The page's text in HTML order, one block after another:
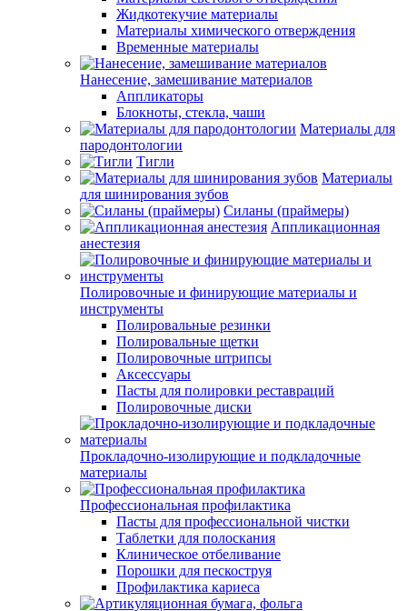
Жидкотекучие материалы
Материалы химического отверждения
Временные материалы
Нанесение, замешивание материалов
Аппликаторы
Блокноты, стекла, чаши
Материалы для
пародонтологии
Тигли
Материалы
для шинирования зубов
Силаны (праймеры)
Аппликационная
анестезия
Полировочные и финирующие материалы и
инструменты
Полировальные резинки
Полировальные щетки
Полировочные штрипсы
Аксессуары
Пасты для полировки реставраций
Полировочные диски
Прокладочно-изолирующие и подкладочные
материалы
Профессиональная профилактика
Пасты для профессиональной чистки
Таблетки для полоскания
Клиническое отбеливание
Порошки для пескоструя
Профилактика кариеса